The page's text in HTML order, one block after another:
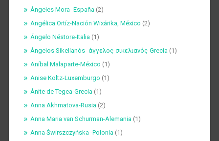
Ángeles Mora -España (2)
Angélica Ortíz-Nación Wixárika, México (2)
Ángelo Néstore-Italia (1)
Ángelos Sikelianós -άγγελος-σικελιανός-Grecia (1)
Aníbal Malaparte-México (1)
Anise Koltz-Luxemburgo (1)
Ánite de Tegea-Grecia (1)
Anna Akhmatova-Rusia (2)
Anna Maria van Schurman-Alemania (1)
Anna Świrszczyńska -Polonia (1)